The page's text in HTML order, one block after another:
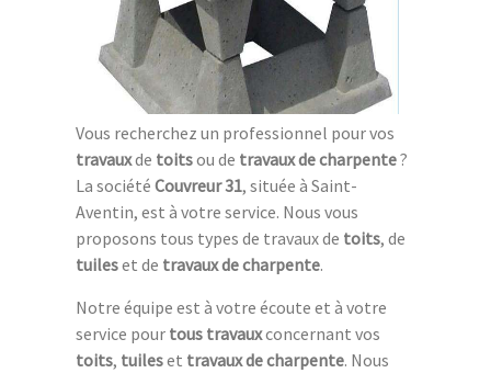
Vous recherchez un professionnel pour vos
travauxde toitsou de travaux de charpente?
La société Couvreur 31, située à Saint-
Aventin, est à votre service. Nous vous
proposons tous types de travaux de toits, de
tuileset de travaux de charpente.
Notre équipe est à votre écoute et à votre
service pour tous travauxconcernant vos
toits, tuileset travaux de charpente. Nous